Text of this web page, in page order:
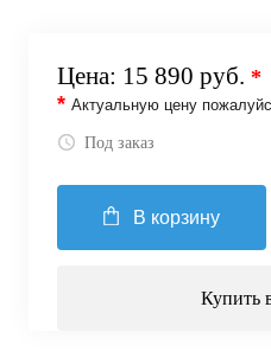
Цена: 15 890 руб. *
* Актуальную цену
Под заказ
В корзину
Купить